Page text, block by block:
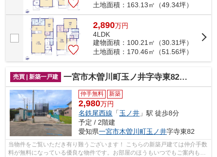
土地面積：163.13㎡（49.34坪）
2,890万円
4LDK
建物面積：100.21㎡（30.31坪）
土地面積：170.46㎡（51.56坪）
売買 | 新築一戸建 一宮市木曽川町玉ノ井字寺東82『仲介料無料』新築戸建て
仲手無料 新築
2,980万円
名鉄尾西線 「玉ノ井 」駅 徒歩8分
予定 / 2階建
愛知県一宮市木曽川町玉ノ井字寺東82
当物件をご覧いただき有り難うございます！ こちらの新築戸建ては仲介手数
料が無料になっている優良な物件です。お部屋のほうもいつでもご案内もさ